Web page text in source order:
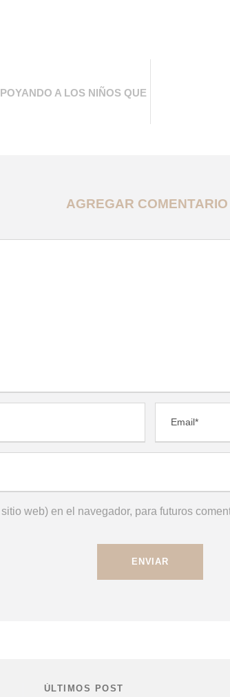
A LOS NIÑOS QUE
AGREGAR COMENTARIO
web) en el navegador, para futuros
ÚLTIMOS POST